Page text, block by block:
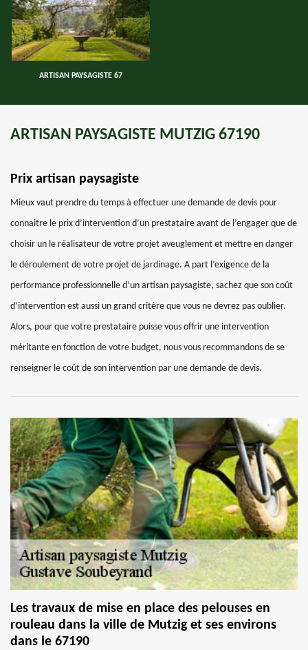
ARTISAN PAYSAGISTE 67
ARTISAN PAYSAGISTE MUTZIG 67190
Prix artisan paysagiste
Mieux vaut prendre du temps à effectuer une demande de devis pour
connaitre le prix d’intervention d’un prestataire avant de l’engager que de
choisir un le réalisateur de votre projet aveuglement et mettre en danger
le déroulement de votre projet de jardinage. A part l’exigence de la
performance professionnelle d’un artisan paysagiste, sachez que son coût
d’intervention est aussi un grand critère que vous ne devrez pas oublier.
Alors, pour que votre prestataire puisse vous offrir une intervention
méritante en fonction de votre budget, nous vous recommandons de se
renseigner le coût de son intervention par une demande de devis.
Les travaux de mise en place des pelouses en
rouleau dans la ville de Mutzig et ses environs
dans le 67190